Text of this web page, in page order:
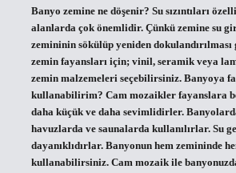
Banyo zemine ne döşenir? Su sızıntıları
alanlarda çok önemlidir. Çünkü zemine su
zemininin sökülüp yeniden
zemin fayansları için; vinil, seramik veya
zemin malzemeleri seçebilirsiniz. Banyoya
kullanabilirim? Cam mozaikler fayanslara
daha küçük ve daha sevimlidirler.
havuzlarda ve saunalarda kullanılırlar. Su
dayanıklıdırlar. Banyonun hem zemininde
kullanabilirsiniz. Cam mozaik ile